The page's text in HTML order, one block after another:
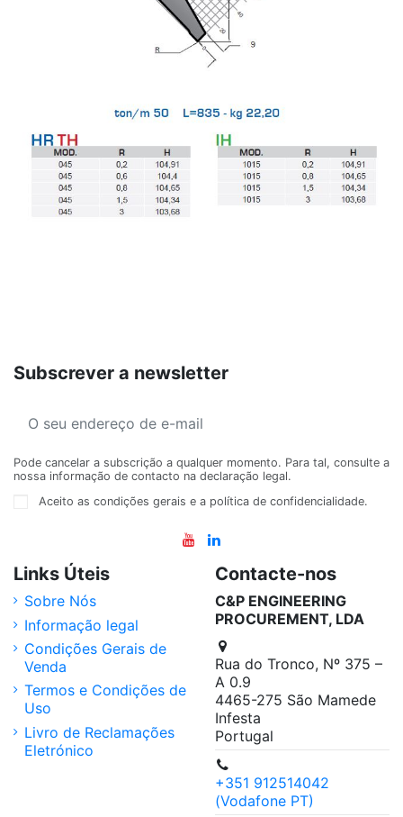
Subscrever a newsletter
Pode cancelar a subscrição a qualquer momento. Para tal, consulte a
nossa informação de contacto na declaração legal.
Aceito as condições gerais e a política de confidencialidade.
Links Úteis
Sobre Nós
Informação legal
Condições Gerais de
Venda
Termos e Condições de
Uso
Livro de Reclamações
Eletrónico
Contacte-nos
C&P ENGINEERING
PROCUREMENT, LDA
Rua do Tronco, Nº 375 –
A 0.9
4465-275 São Mamede
Infesta
Portugal
+351 912514042
(Vodafone PT)